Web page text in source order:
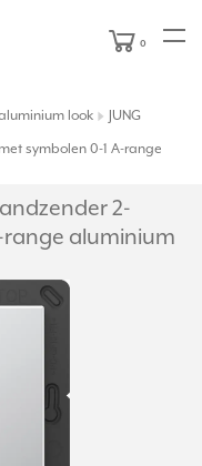
0
look JUNG
symbolen 0-1 A-range
2-
range aluminium